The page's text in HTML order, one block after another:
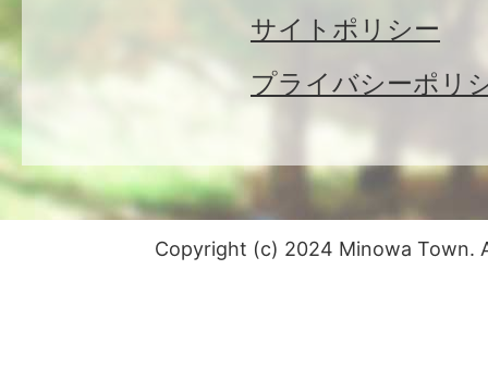
サイトポリシー
プライバシーポリ
Copyright (c) 2024 Minowa Town.